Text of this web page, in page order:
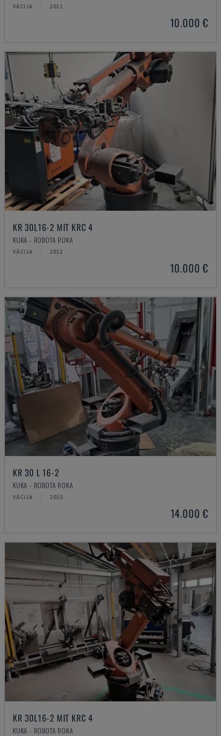
VĀCIJA 2011
10.000 €
KR 30L16-2 MIT KRC 4
KUKA - ROBOTA ROKA
VĀCIJA 2012
10.000 €
KR 30 L 16-2
KUKA - ROBOTA ROKA
VĀCIJA 2015
14.000 €
KR 30L16-2 MIT KRC 4
KUKA - ROBOTA ROKA